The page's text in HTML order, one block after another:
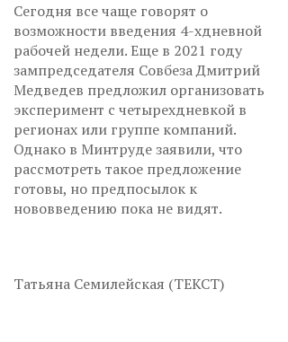
Сегодня все чаще говорят о
возможности введения 4-хдневной
рабочей недели. Еще в 2021 году
зампредседателя Совбеза Дмитрий
Медведев предложил организовать
эксперимент с четырехдневкой в
регионах или группе компаний.
Однако в Минтруде заявили, что
рассмотреть такое предложение
готовы, но предпосылок к
нововведению пока не видят.
Татьяна Семилейская (ТЕКСТ)